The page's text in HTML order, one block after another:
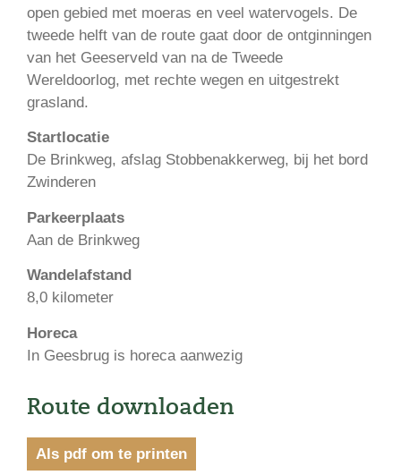
open gebied met moeras en veel watervogels. De
tweede helft van de route gaat door de ontginningen
van het Geeserveld van na de Tweede
Wereldoorlog, met rechte wegen en uitgestrekt
grasland.
Startlocatie
De Brinkweg, afslag Stobbenakkerweg, bij het bord
Zwinderen
Parkeerplaats
Aan de Brinkweg
Wandelafstand
8,0 kilometer
Horeca
In Geesbrug is horeca aanwezig
Route downloaden
Als pdf om te printen